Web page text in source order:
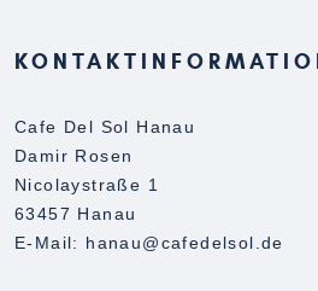
Cafe Del Sol Hanau
Damir Rosen
Nicolaystraße 1
63457 Hanau
E-Mail: hanau@cafedelsol.de